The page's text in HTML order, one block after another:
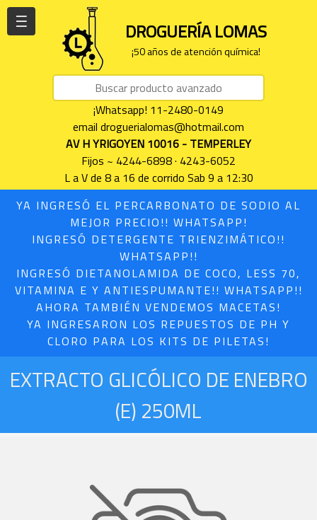
DROGUERÍA LOMAS
¡50 años de atención química!
¡Whatsapp! 11-2480-0149
email droguerialomas@hotmail.com
AV H YRIGOYEN 10016 - TEMPERLEY
Fijos ~ 4244-6898 · 4243-6052
L a V de 8 a 16 de corrido Sab 9 a 12:30
YA INGRESÓ EL PERCARBONATO DE SODIO AL
MEJOR PRECIO!! WHATSAPP!
INGRESÓ DETERGENTE TRIENZIMÁTICO!!
WHATSAPP!!
INGRESÓ DIETANOLAMIDA DE COCO, LESS 70,
VITAMINA E Y ANTIESPUMANTE!! WHATSAPP!!
AHORA TAMBIÉN VENDEMOS MACETAS!
YA INGRESARON LOS REPUESTOS DE PH Y
CLORO PARA LOS KITS DE PILETAS!
| | |
EXTRACTO GLICÓLICO DE ENEBRO
(E) 250ML